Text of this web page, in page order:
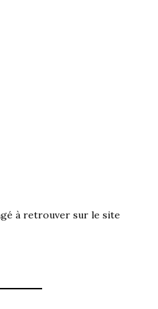
à retrouver sur le site